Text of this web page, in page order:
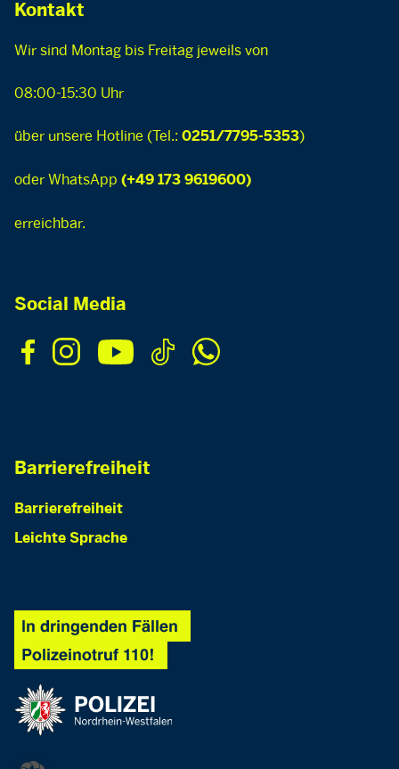
Kontakt
Wir sind Montag bis Freitag jeweils von
08:00-15:30 Uhr
über unsere Hotline (Tel.: 0251/7795-5353)
oder WhatsApp (+49 173 9619600)
erreichbar.
Social Media
Barrierefreiheit
Barrierefreiheit
Leichte Sprache